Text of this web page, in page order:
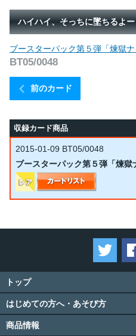
ハイハイ、そっちに墜ちるよ
前のカード
ブースターパック第５弾「煉獄
BT05/0048
収録カード商品
2015-01-09 BT05/0048
ブースターパック第５弾「煉獄
ツ
トップ
はじめての方へ・あそび方
商品情報